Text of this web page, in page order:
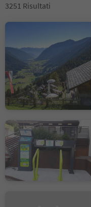
3251 Risultati